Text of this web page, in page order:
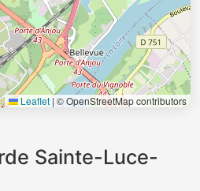
Leaflet|© OpenStreetMap contributors
Sainte-Luce-